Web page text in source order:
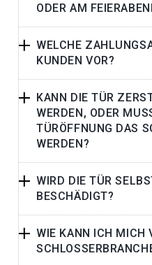
ODER AM
WELCHE
KUNDEN VOR?
KANN DIE TÜR
WERDEN, ODER
TÜRÖFFNUNG DAS
WERDEN?
WIRD DIE TÜR
BESCHÄDIGT?
WIE KANN ICH MICH